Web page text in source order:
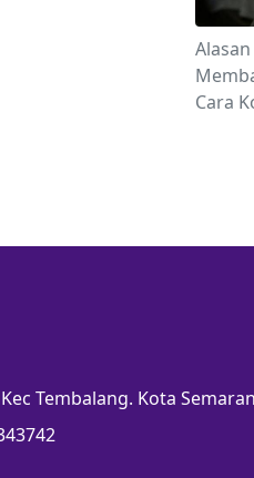
Cara
Tembalang. Kota